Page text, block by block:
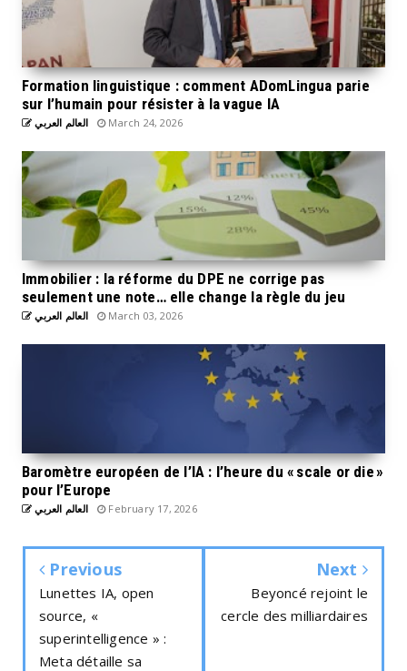
Formation linguistique : comment ADomLingua parie
sur l’humain pour résister à la vague IA
العالم العربي March 24, 2026
Immobilier : la réforme du DPE ne corrige pas
seulement une note… elle change la règle du jeu
العالم العربي March 03, 2026
Baromètre européen de l’IA : l’heure du « scale or die »
pour l’Europe
العالم العربي February 17, 2026
Previous
Lunettes IA, open
source, «
superintelligence » :
Meta détaille sa
Next
Beyoncé rejoint le
cercle des milliardaires